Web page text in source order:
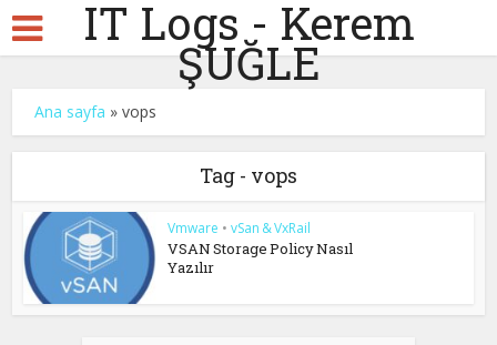
IT Logs - Kerem
ŞUĞLE
Ana sayfa »vops
Tag - vops
Vmware • vSan & VxRail
VSAN Storage Policy Nasıl
Yazılır